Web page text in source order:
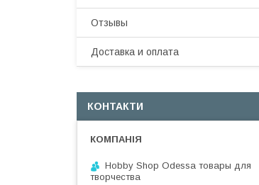
Отзывы
Доставка и оплата
КОНТАКТИ
Hobby Shop Odessa товары для
творчества